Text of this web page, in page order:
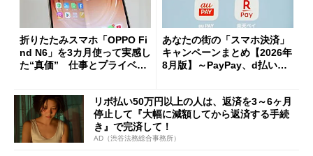
折りたたみスマホ「OPPO Fi
nd N6」を3カ月使って実感し
た“真価” 仕事とプライベー
あなたの街の「スマホ決済」
キャンペーンまとめ【2026年
8月版】～PayPay、d払い、a
リボ払い50万円以上の人は、返済を3～6ヶ月
停止して『大幅に減額してから返済する手続
き』で完済して！
AD（渋谷法務総合事務所）